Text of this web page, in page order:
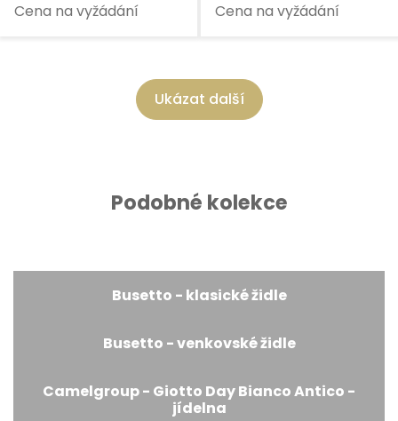
Cena na vyžádání Cena na vyžádání
Ukázat další
Podobné kolekce
Busetto - klasické židle
Busetto - venkovské židle
Camelgroup - Giotto Day Bianco Antico -
jídelna